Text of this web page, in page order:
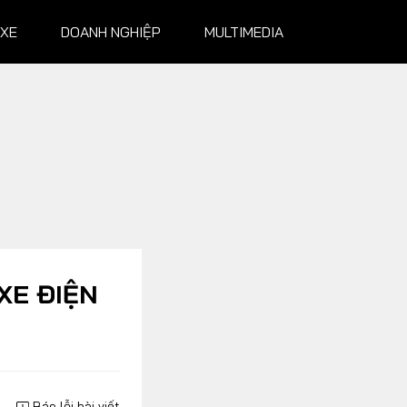
DOANH NGHIỆP MULTIMEDIA
ĐIỆN